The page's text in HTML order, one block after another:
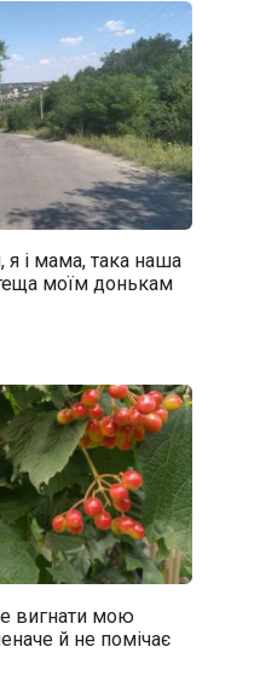
і мама, така наша
моїм донькам
вигнати мою
й не помічає